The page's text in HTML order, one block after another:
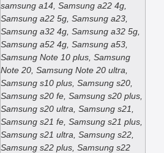
samsung a14, Samsung a22 4g,
Samsung a22 5g, Samsung a23,
Samsung a32 4g, Samsung a32 5g,
Samsung a52 4g, Samsung a53,
Samsung Note 10 plus, Samsung
Note 20, Samsung Note 20 ultra,
Samsung s10 plus, Samsung s20,
Samsung s20 fe, Samsung s20 plus,
Samsung s20 ultra, Samsung s21,
Samsung s21 fe, Samsung s21 plus,
Samsung s21 ultra, Samsung s22,
Samsung s22 plus, Samsung s22